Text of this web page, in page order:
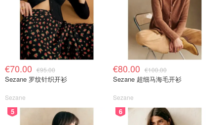
日常刚需。除了app，大家
也可以使用他们家的小程序
单。
可能的问题是覆盖更偏向华人密集区 ，离核心城市远时可选
商家不多。口碑好坏分化，因此你可以先小额体验下哦。
适合想吃地道中餐、购买亚洲食材，又希望中文使用无门槛
的用户。
€70.00 €95.00
Sezane 罗纹针织开衫
Sezane
€80.00 €100.00
Sezane 超细马海毛开衫
Sezane
5 6